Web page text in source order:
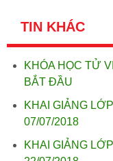
TIN KHÁC
KHÓA HỌC TỬ
BẮT ĐẦU
KHAI GIẢNG
07/07/2018
KHAI GIẢNG